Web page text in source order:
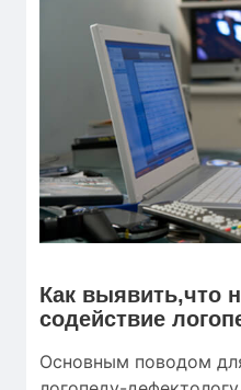
Как выявить,что
содействие
Основным поводом